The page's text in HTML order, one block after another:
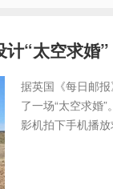
“太空求婚”
据英国《每日邮
了一场“太空求婚
影机拍下手机播放